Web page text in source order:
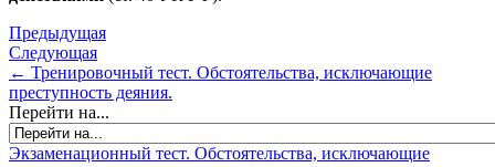
Предыдущая
Следующая
← Тренировочный тест. Обстоятельства, исключающие
преступность деяния.
Перейти на...
Экзаменационный тест. Обстоятельства, исключающие